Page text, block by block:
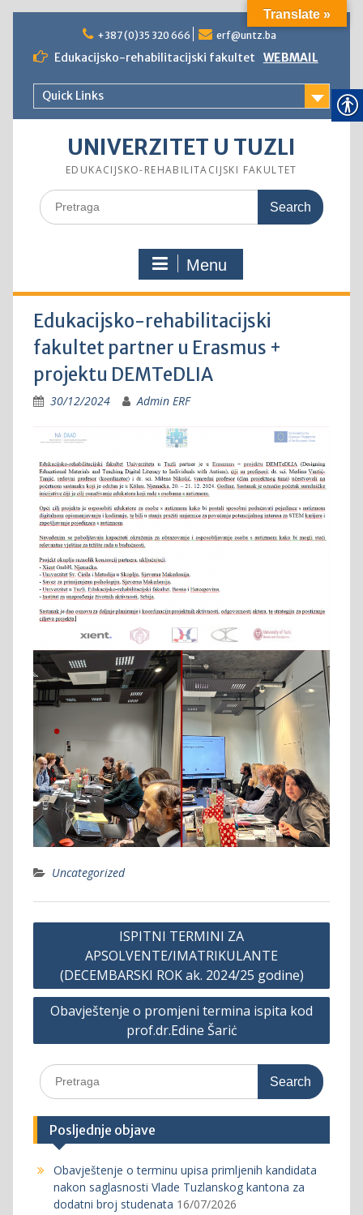
content
+387 (0)35 320 666 erf@untz.ba
Edukacijsko-rehabilitacijski fakultet WEBMAIL
Quick Links
UNIVERZITET U TUZLI
EDUKACIJSKO-REHABILITACIJSKI FAKULTET
Search
for:
Menu
Edukacijsko-rehabilitacijski
fakultet partner u Erasmus +
projektu DEMTeDLIA
30/12/2024 Admin ERF
Uncategorized
Post
navigation
ISPITNI TERMINI ZA
APSOLVENTE/IMATRIKULANTE
(DECEMBARSKI ROK ak. 2024/25 godine)
Obavještenje o promjeni termina ispita kod
prof.dr.Edine Šariċ
Search
for:
Posljednje objave
Obavještenje o terminu upisa primljenih kandidata
nakon saglasnosti Vlade Tuzlanskog kantona za
dodatni broj studenata 16/07/2026
Translate »